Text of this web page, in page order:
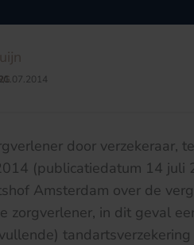
/
21.07.2014
door verzekeraar,
(publicatiedatum 14 juli
Amsterdam over de
zorgverlener, in dit geval